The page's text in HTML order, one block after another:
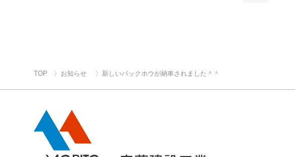
TOP お知らせ 新しいバックホウが納車されました＾＾